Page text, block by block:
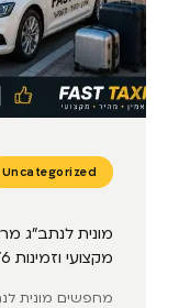
Uncategorized
מקצועי וזמינות 24/6
מחפשים מונית